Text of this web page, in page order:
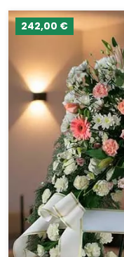
242,00 €